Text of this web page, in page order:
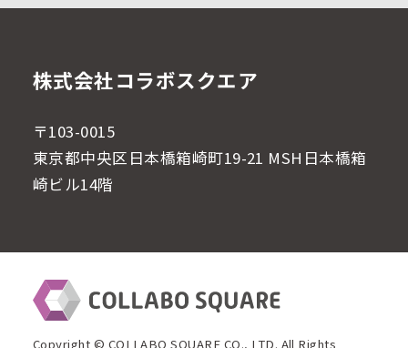
株式会社コラボスクエア
〒103-0015
東京都中央区日本橋箱崎町19-21 MSH日本橋箱
崎ビル14階
Copyright © COLLABO SQUARE CO., LTD. All Rights